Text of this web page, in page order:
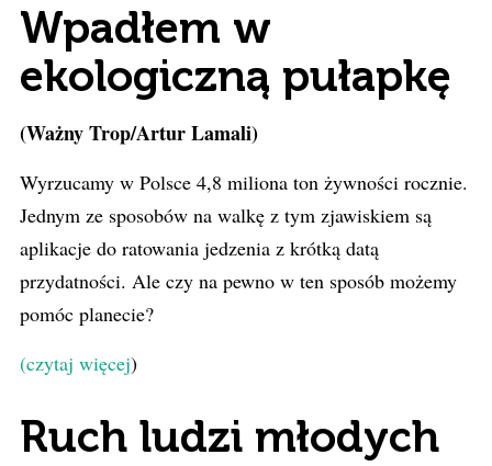
Wpadłem w
ekologiczną pułapkę
(Ważny Trop/Artur Lamali)
Wyrzucamy w Polsce 4,8 miliona ton żywności rocznie.
Jednym ze sposobów na walkę z tym zjawiskiem są
aplikacje do ratowania jedzenia z krótką datą
przydatności. Ale czy na pewno w ten sposób możemy
pomóc planecie?
(czytaj więcej)
Ruch ludzi młodych